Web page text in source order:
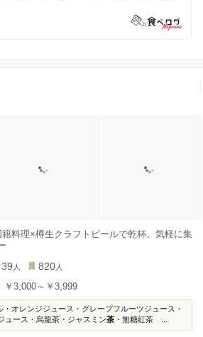
料理×樽生クラフトビールで乾杯。気軽に集
39 人 820 人
￥3,000～￥3,999
・オレンジジュース・グレープフルーツジュース・
ュース・烏龍茶・ジャスミン茶 ・無糖紅茶 ...